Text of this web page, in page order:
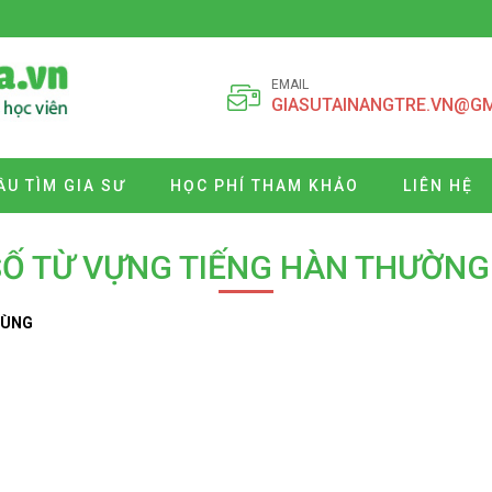
EMAIL
TÌM GIA SƯ HỌC PHÍ THAM KHẢO LIÊN HỆ
TỪ VỰNG TIẾNG HÀN